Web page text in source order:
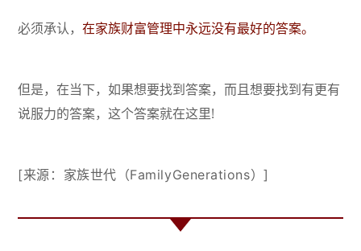
必须承认，在家族财富管理中永远没有最好的答案。
但是，在当下，如果想要找到答案，而且想要找到有更有
说服力的答案，这个答案就在这里!
[来源：家族世代（FamilyGenerations）]